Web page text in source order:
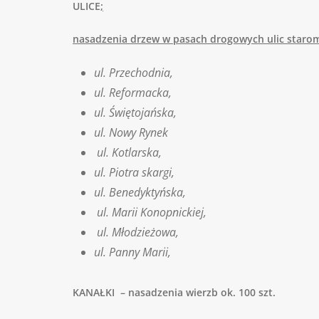
ULICE;
nasadzenia drzew w pasach drogowych ulic
ul. Przechodnia,
ul. Reformacka,
ul. Świętojańska,
ul. Nowy Rynek
ul. Kotlarska,
ul. Piotra skargi,
ul. Benedyktyńska,
ul. Marii Konopnickiej,
ul. Młodzieżowa,
ul. Panny Marii,
KANAŁKI – nasadzenia wierzb ok. 100 szt.